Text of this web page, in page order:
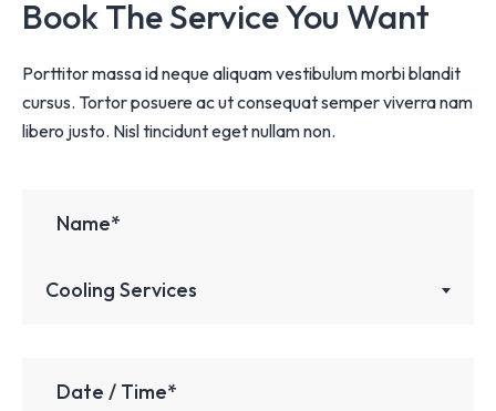
Book The Service You Want
Porttitor massa id neque aliquam vestibulum morbi blandit
cursus. Tortor posuere ac ut consequat semper viverra nam
libero justo. Nisl tincidunt eget nullam non.
Cooling Services